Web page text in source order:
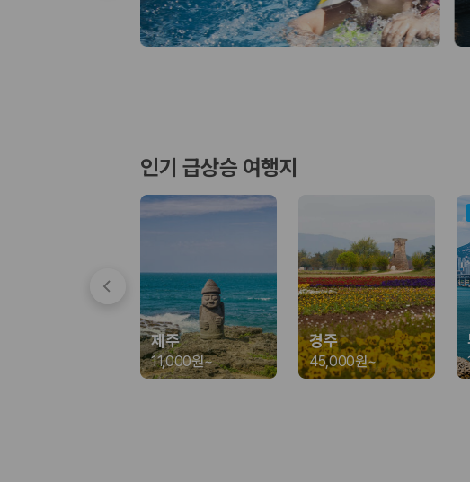
3. 제주공항 접근성과 셔틀 조건을 함께 확인하세요
제주 렌트카는 차량 인수 위치와 셔틀 편의성에 따라 실제 이용 만족도가 달라집니
커플·친구 여행에서 많이 선택되며 가격과 승차감의 균형이 좋은 차종입니다.
가족 여행, 짐이 많은 여행, 장거리 이동에 적합하며 보험 조건과 차량 연식을 함
단체 여행이나 4인 이상 가족 여행에 적합하며 인원수, 짐 공간, 보험 조건을 함
제주렌트카 보험까지 비교해야 진짜 가격비교입니다
동일한 차량이라도 보험 조건에 따라 실제 부담 금액이 달라질 수 있습니다. 카모아
사고 발생 시 일정 금액의 면책금이 발생할 수 있습니다.
보상 한도 내에서 면책금 부담이 줄어드는 보험 조건입니다.
인기 급상승 여행지
제주
11,000원~
경주
45,000원~